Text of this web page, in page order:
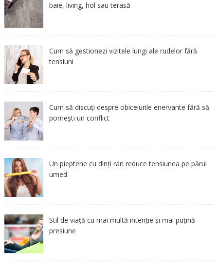
baie, living, hol sau terasă
Cum să gestionezi vizitele lungi ale rudelor fără
tensiuni
Cum să discuți despre obiceiurile enervante fără să
pornești un conflict
Un pieptene cu dinți rari reduce tensiunea pe părul
umed
Stil de viață cu mai multă intenție și mai puțină
presiune